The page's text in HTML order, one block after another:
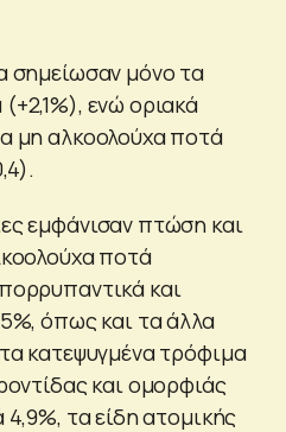
σημείωσαν μόνο τα
ενώ οριακά
μη αλκοολούχα ποτά
εμφάνισαν πτώση και
ποτά
και
όπως και τα άλλα
κατεψυγμένα τρόφιμα
και ομορφιάς
τα είδη ατομικής